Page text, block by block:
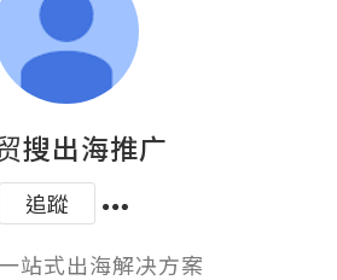
搜出海推广
追蹤
站式出海解决方案